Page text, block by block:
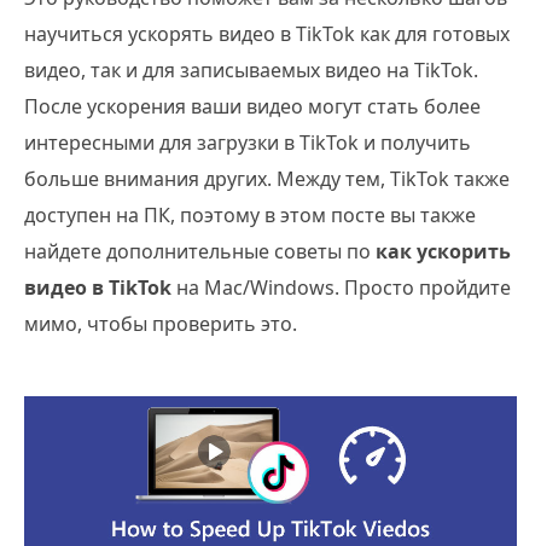
научиться ускорять видео в TikTok как для готовых
видео, так и для записываемых видео на TikTok.
После ускорения ваши видео могут стать более
интересными для загрузки в TikTok и получить
больше внимания других. Между тем, TikTok также
доступен на ПК, поэтому в этом посте вы также
найдете дополнительные советы по как ускорить
видео в TikTok на Mac/Windows. Просто пройдите
мимо, чтобы проверить это.